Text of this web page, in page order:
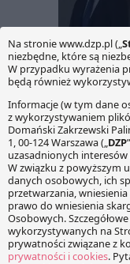
Krzysztof Nowak,
poprowadził
emerytalne:
oczekiwań
ZUS”, a wspólnie z
konsultantem w
temat „Wybrane
pracowniczych”.